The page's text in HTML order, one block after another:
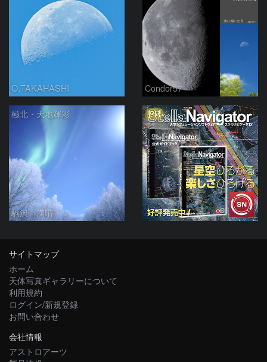
O.TAKAHASHI Condor57
極北・天地輝彩
駒沢 満晴
PR
サイトマップ
ホーム
天体写真ギャラリーについて
利用規約
ログイン/新規登録
お問い合わせ
会社情報
アストロアーツ